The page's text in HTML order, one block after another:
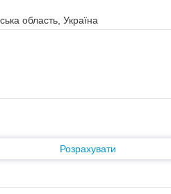
Розрахувати